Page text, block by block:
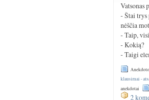
Vatsonas
- Štai trys
nėščia
- Taip,
- Kokią?
- Taigi
klausimai -
anekdotai
2